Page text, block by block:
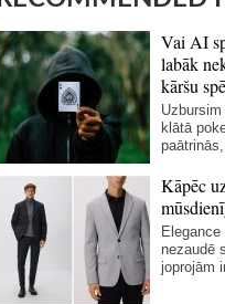
Vai AI
labāk
kāršu
klātā
Kāpēc
nezaudē
joprojām